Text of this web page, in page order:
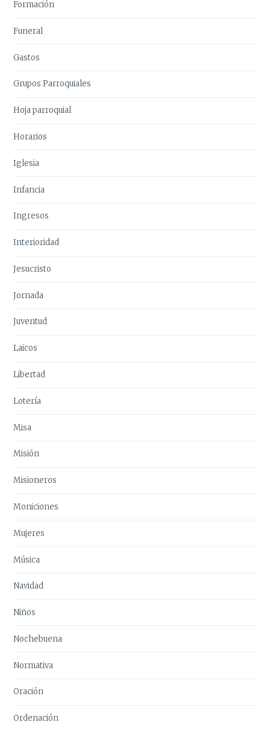
Formación
Funeral
Gastos
Grupos Parroquiales
Hoja parroquial
Horarios
Iglesia
Infancia
Ingresos
Interioridad
Jesucristo
Jornada
Juventud
Laicos
Libertad
Lotería
Misa
Misión
Misioneros
Moniciones
Mujeres
Música
Navidad
Niños
Nochebuena
Normativa
Oración
Ordenación